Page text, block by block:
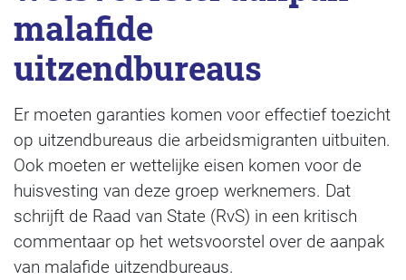
malafide
uitzendbureaus
Er moeten garanties komen voor effectief toezicht
op uitzendbureaus die arbeidsmigranten uitbuiten.
Ook moeten er wettelijke eisen komen voor de
huisvesting van deze groep werknemers. Dat
schrijft de Raad van State (RvS) in een kritisch
commentaar op het wetsvoorstel over de aanpak
van malafide uitzendbureaus.